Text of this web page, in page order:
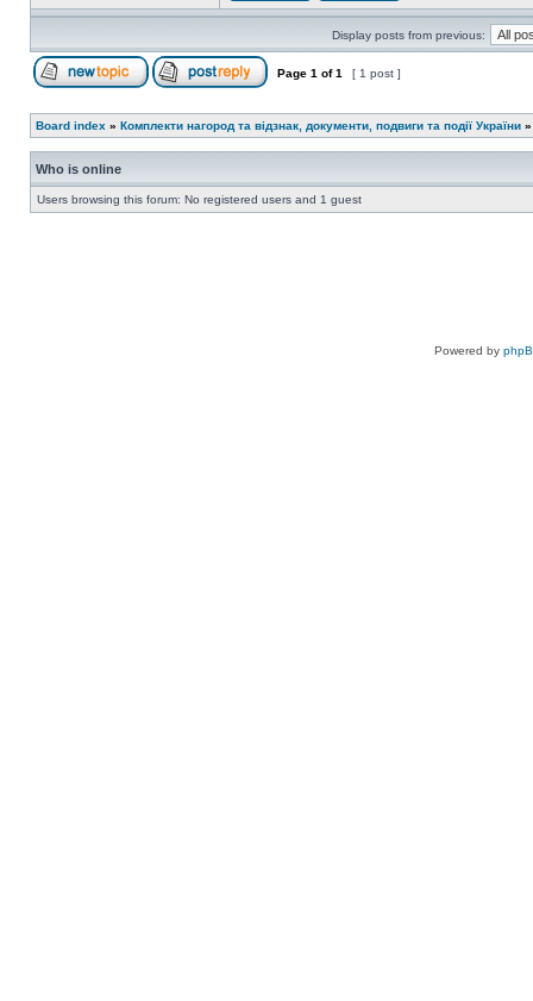
Display posts from previous:
Page 1 of1 [ 1 post ]
Board index » Комплекти нагород та відзнак, документи, подвиги та події України
Who is online
Users browsing this forum: No registered users and 1 guest
Powered by